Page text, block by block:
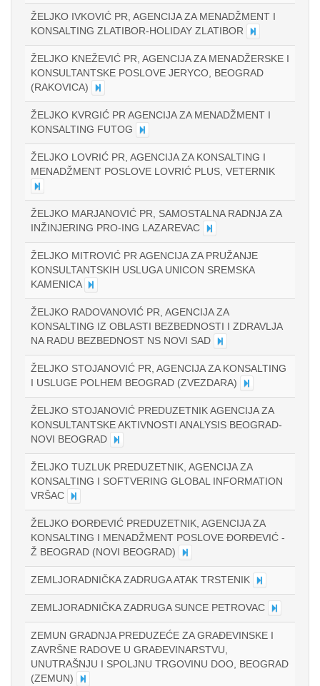
ŽELJKO IVKOVIĆ PR, AGENCIJA ZA MENADŽMENT I
KONSALTING ZLATIBOR-HOLIDAY ZLATIBOR
ŽELJKO KNEŽEVIĆ PR, AGENCIJA ZA MENADŽERSKE I
KONSULTANTSKE POSLOVE JERYCO, BEOGRAD
(RAKOVICA)
ŽELJKO KVRGIĆ PR AGENCIJA ZA MENADŽMENT I
KONSALTING FUTOG
ŽELJKO LOVRIĆ PR, AGENCIJA ZA KONSALTING I
MENADŽMENT POSLOVE LOVRIĆ PLUS, VETERNIK
ŽELJKO MARJANOVIĆ PR, SAMOSTALNA RADNJA ZA
INŽINJERING PRO-ING LAZAREVAC
ŽELJKO MITROVIĆ PR AGENCIJA ZA PRUŽANJE
KONSULTANTSKIH USLUGA UNICON SREMSKA
KAMENICA
ŽELJKO RADOVANOVIĆ PR, AGENCIJA ZA
KONSALTING IZ OBLASTI BEZBEDNOSTI I ZDRAVLJA
NA RADU BEZBEDNOST NS NOVI SAD
ŽELJKO STOJANOVIĆ PR, AGENCIJA ZA KONSALTING
I USLUGE POLHEM BEOGRAD (ZVEZDARA)
ŽELJKO STOJANOVIĆ PREDUZETNIK AGENCIJA ZA
KONSULTANTSKE AKTIVNOSTI ANALYSIS BEOGRAD-
NOVI BEOGRAD
ŽELJKO TUZLUK PREDUZETNIK, AGENCIJA ZA
KONSALTING I SOFTVERING GLOBAL INFORMATION
VRŠAC
ŽELJKO ĐORĐEVIĆ PREDUZETNIK, AGENCIJA ZA
KONSALTING I MENADŽMENT POSLOVE ĐORĐEVIĆ -
Ž BEOGRAD (NOVI BEOGRAD)
ZEMLJORADNIČKA ZADRUGA ATAK TRSTENIK
ZEMLJORADNIČKA ZADRUGA SUNCE PETROVAC
ZEMUN GRADNJA PREDUZEĆE ZA GRAĐEVINSKE I
ZAVRŠNE RADOVE U GRAĐEVINARSTVU,
UNUTRAŠNJU I SPOLJNU TRGOVINU DOO, BEOGRAD
(ZEMUN)